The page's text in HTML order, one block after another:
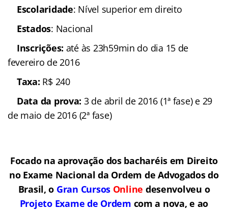
Escolaridade: Nível superior em direito
Estados: Nacional
Inscrições: até às 23h59min do dia 15 de
fevereiro de 2016
Taxa: R$ 240
Data da prova: 3 de abril de 2016 (1ª fase) e 29
de maio de 2016 (2ª fase)
Focado na aprovação dos bacharéis em Direito
no Exame Nacional da Ordem de Advogados do
Brasil, o Gran Cursos Online desenvolveu o
Projeto Exame de Ordem com a nova, e ao